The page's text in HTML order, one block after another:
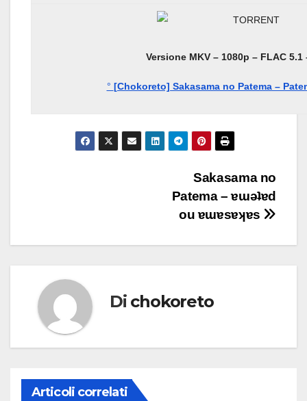
Versione MKV – 1080p – FLAC 5.1
° [Chokoreto] Sakasama no Patema –
Sakasama no
Patema – ɐɯǝʇɐd
ou ɐɯɐsɐʞɐs
Di chokoreto
Articoli correlati